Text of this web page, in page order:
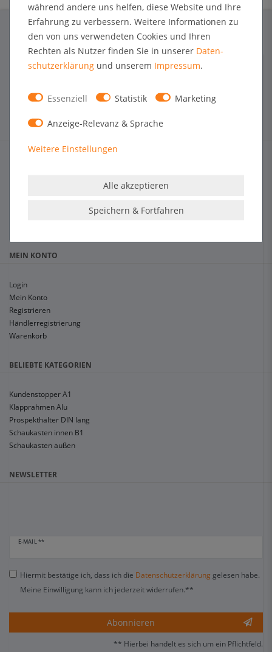
MEIN KONTO
Login
Mein Konto
Registrieren
Händlerregistrierung
Warenkorb
BELIEBTE KATEGORIEN
Kundenstopper A1
Klapprahmen Alu
Prospekthalter DIN lang
Schaukasten innen B1
Schaukasten außen
NEWSLETTER
E-MAIL **
Hiermit bestätige ich, dass ich die Daten­schutz­erklärung gelesen habe.
Meine Einwilligung kann ich jederzeit widerrufen.**
Abonnieren
** Hierbei handelt es sich um ein Pflichtfeld.
während andere uns helfen, diese Website und Ihre
Erfahrung zu verbessern. Weitere Informationen zu
den von uns verwendeten Cookies und Ihren
Rechten als Nutzer finden Sie in unserer Daten­
schutz­erklärung und unserem Impressum.
Essenziell Statistik Marketing
Anzeige-Relevanz & Sprache
Weitere Einstellungen
Alle akzeptieren
Speichern & Fortfahren